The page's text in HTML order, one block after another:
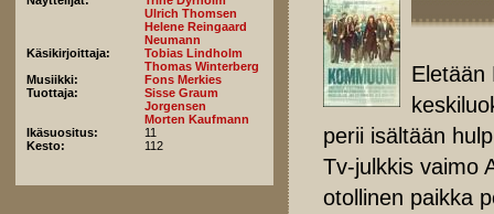
Ulrich Thomsen
Helene Reingaard
Neumann
Käsikirjoittaja:
Tobias Lindholm
Thomas Winterberg
Musiikki:
Fons Merkies
Tuottaja:
Sisse Graum
Jorgensen
Morten Kaufmann
Ikäsuositus:
11
Kesto:
112
Eletään
perii isältään
Tv-julkkis vaimo
otollinen paikka